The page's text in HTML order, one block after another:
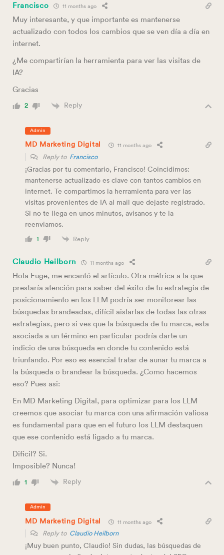
Francisco 11 months ago
Muy interesante, y que importante es mantenerse
actualizado con todos los cambios que se ven día a día en
internet.
¿Me compartirían la herramienta para ver las visitas de
IA?
Gracias
2 Reply
Admin
MD Marketing Digital 11 months ago
Reply to Francisco
¡Gracias por tu comentario, Francisco! Coincidimos:
mantenerse actualizado es clave con tantos cambios en
internet. Te compartimos la herramienta para ver las
visitas provenientes de IA al mail que dejaste registrado.
Si no te llega en unos minutos, avisanos y te la
reenviamos.
1 Reply
Claudio Heilborn 11 months ago
Hola Euge, me encantó el artículo. Otra métrica a la que
prestaría atención para saber del éxito de tu estrategia de
posicionamiento en los LLM podría ser monitorear las
búsquedas brandeadas, difícil aislarlas de todas las otras
estrategias, pero si ves que la búsqueda de tu marca, esta
asociada a un término en particular podría darte un
indicio de una búsqueda en donde tu contenido está
triunfando. Por eso es esencial tratar de aunar tu marca a
la búsqueda o brandear la búsqueda. ¿Como hacemos
eso? Pues asi:
En MD Marketing Digital, para optimizar para los LLM
creemos que asociar tu marca con una afirmación valiosa
es fundamental para que en el futuro los LLM destaquen
que ese contenido está ligado a tu marca.
Dificil? Si.
Imposible? Nunca!
1 Reply
Admin
MD Marketing Digital 11 months ago
Reply to Claudio Heilborn
¡Muy buen punto, Claudio! Sin dudas, las búsquedas de